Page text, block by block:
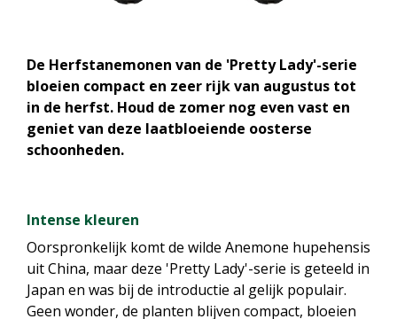
De Herfstanemonen van de 'Pretty Lady'-serie
bloeien compact en zeer rijk van augustus tot
in de herfst. Houd de zomer nog even vast en
geniet van deze laatbloeiende oosterse
schoonheden.
Intense kleuren
Oorspronkelijk komt de wilde Anemone hupehensis
uit China, maar deze 'Pretty Lady'-serie is geteeld in
Japan en was bij de introductie al gelijk populair.
Geen wonder, de planten blijven compact, bloeien